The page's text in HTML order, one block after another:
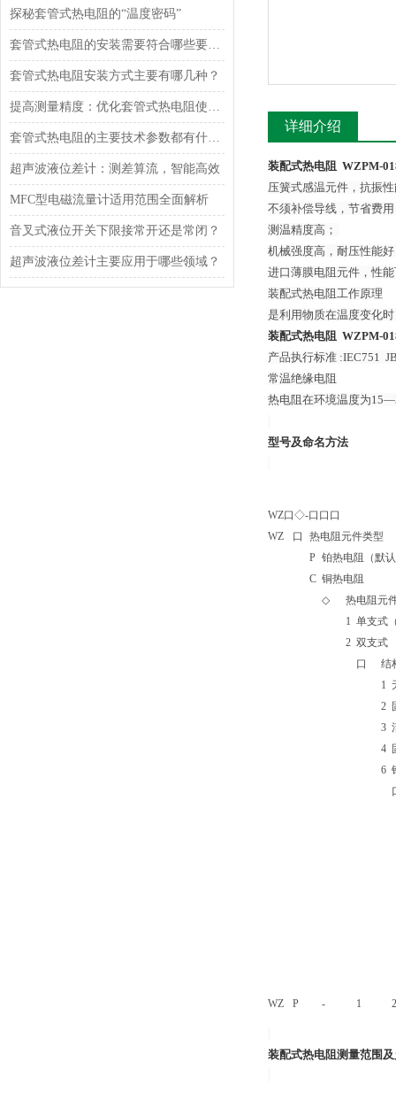
探秘套管式热电阻的“温度密码”
套管式热电阻的安装需要符合哪些要求？
套管式热电阻安装方式主要有哪几种？
提高测量精度：优化套管式热电阻使用技巧
套管式热电阻的主要技术参数都有什么？
超声波液位差计：测差算流，智能高效
MFC型电磁流量计适用范围全面解析
音叉式液位开关下限接常开还是常闭？
超声波液位差计主要应用于哪些领域？
详细介绍
装配式热电阻 WZPM-
压簧式感温元件，抗振
不须补偿导线，节省费
测温精度高；
机械强度高，耐压性能
进口薄膜电阻元件，性
装配式热电阻工作原理
是利用物质在温度变化
装配式热电阻 WZPM-
产品执行标准 :IEC751
常温绝缘电阻
热电阻在环境温度为
型号及命名方法
WZ口◇-口口口
WZ
口
热电阻元件类型
P 铂热电阻（默
C 铜热电阻
◇
热电阻元
1 单支式
2 双支式
口
结
1
2
3
4
6
WZ P - 1 2
装配式热电阻测量范围